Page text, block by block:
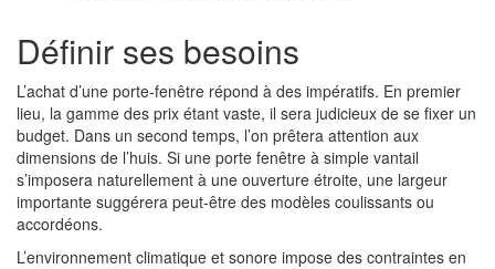
Définir ses besoins
L’achat d’une porte-fenêtre répond à des impératifs. En premier
lieu, la gamme des prix étant vaste, il sera judicieux de se fixer un
budget. Dans un second temps, l’on prêtera attention aux
dimensions de l’huis. Si une porte fenêtre à simple vantail
s’imposera naturellement à une ouverture étroite, une largeur
importante suggérera peut-être des modèles coulissants ou
accordéons.
L’environnement climatique et sonore impose des contraintes en